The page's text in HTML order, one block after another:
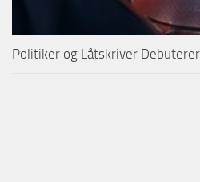
Politiker og Låtskriver